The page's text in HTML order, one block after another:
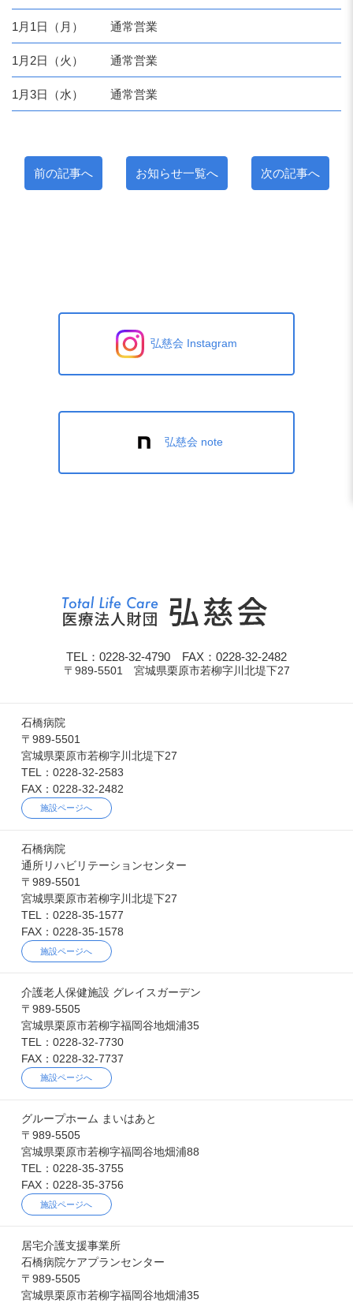
1月1日（月） 通常営業
1月2日（火） 通常営業
1月3日（水） 通常営業
前の記事へ お知らせ一覧へ 次の記事へ
弘慈会 Instagram
弘慈会 note
TEL：0228-32-4790 FAX：0228-32-2482
〒989-5501 宮城県栗原市若柳字川北堤下27
石橋病院
〒989-5501
宮城県栗原市若柳字川北堤下27
TEL：0228-32-2583
FAX：0228-32-2482
施設ページへ
石橋病院
通所リハビリテーションセンター
〒989-5501
宮城県栗原市若柳字川北堤下27
TEL：0228-35-1577
FAX：0228-35-1578
施設ページへ
介護老人保健施設 グレイスガーデン
〒989-5505
宮城県栗原市若柳字福岡谷地畑浦35
TEL：0228-32-7730
FAX：0228-32-7737
施設ページへ
グループホーム まいはあと
〒989-5505
宮城県栗原市若柳字福岡谷地畑浦88
TEL：0228-35-3755
FAX：0228-35-3756
施設ページへ
居宅介護支援事業所
石橋病院ケアプランセンター
〒989-5505
宮城県栗原市若柳字福岡谷地畑浦35